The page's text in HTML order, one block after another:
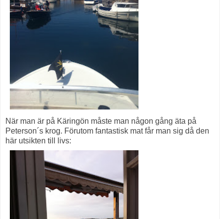
När man är på Käringön måste man någon gång äta på
Peterson´s krog. Förutom fantastisk mat får man sig då den
här utsikten till livs: